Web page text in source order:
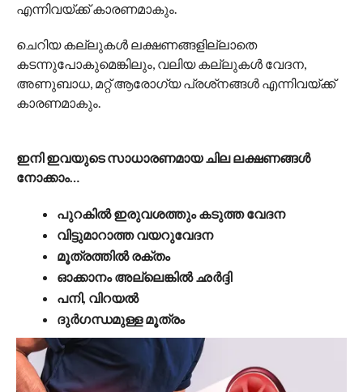
എന്നിവയ്ക്ക് കാരണമാകും.
ചെറിയ കല്ലുകള്‍ ലക്ഷണങ്ങളില്ലാതെ
കടന്നുപോകുമെങ്കിലും, വലിയ കല്ലുകള്‍ വേദന,
അണുബാധ, മറ്റ് ആരോഗ്യ പ്രശ്‌നങ്ങള്‍ എന്നിവയ്ക്ക്
കാരണമാകും.
ഇനി ഇവയുടെ സാധാരണമായ ചില ലക്ഷണങ്ങള്‍
നോക്കാം…
പുറകില്‍ ഇരുവശത്തും കടുത്ത വേദന
വിട്ടുമാറാത്ത വയറുവേദന
മൂത്രത്തില്‍ രക്തം
ഓക്കാനം അല്ലെങ്കില്‍ ഛര്‍ദ്ദി
പനി, വിറയല്‍
ദുര്‍ഗന്ധമുള്ള മൂത്രം